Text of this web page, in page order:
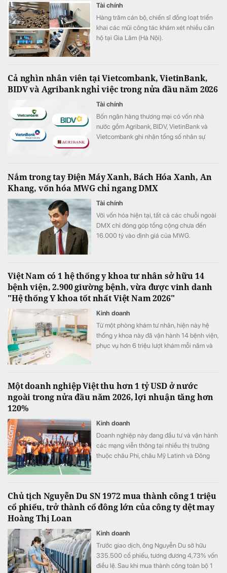
Tài chính
Hàng trăm cán bộ, chiến sĩ đồng loạt triển
khai các mũi công tác khám xét nhiều căn
hộ tại Gia Lâm (Hà Nội).
Cả nghìn nhân viên tại Vietcombank, VietinBank,
BIDV và Agribank nghỉ việc trong nửa đầu năm 2026
Tài chính
Bốn ngân hàng thương mại có vốn nhà
nước gồm Agribank, BIDV, VietinBank và
Vietcombank ghi nhận tổng số nhân sự
Nắm trong tay Điện Máy Xanh, Bách Hóa Xanh, An
Khang, vốn hóa MWG chỉ ngang DMX
Tài chính
Với vốn hóa hiện tại, tất cả các chuỗi ngoài
DMX chỉ đóng góp tổng cộng chưa đến
16.000 tỷ vào định giá của MWG.
Việt Nam có 1 hệ thống y khoa tư nhân sở hữu 14
bệnh viện, 2.900 giường bệnh, vừa được vinh danh
"Hệ thống Y khoa tốt nhất Việt Nam 2026"
Kinh doanh
Từ một phòng khám tư nhân, hiện này hệ
thống y khoa này đã vận hành 14 bệnh viện,
phục vụ hơn 6 triệu lượt khám mỗi năm và
Một doanh nghiệp Việt thu hơn 1 tỷ USD ở nước
ngoài trong nửa đầu năm 2026, lợi nhuận tăng hơn
120%
Kinh doanh
Doanh nghiệp này đang đầu tư và vận hành
các mạng viễn thông tại nhiều thị trường
thuộc châu Phi, châu Mỹ Latinh và Đông
Chủ tịch Nguyễn Du SN 1972 mua thành công 1 triệu
cổ phiếu, trở thành cổ đông lớn của công ty dệt may
Hoàng Thị Loan
Kinh doanh
Trước giao dịch, ông Nguyễn Du sở hữu
335.500 cổ phiếu, tương đương 4,73% vốn
điều lệ. Sau khi mua thành công toàn bộ 1